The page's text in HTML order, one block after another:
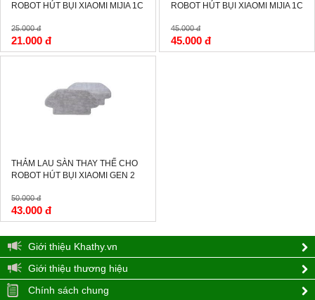
ROBOT HÚT BỤI XIAOMI MIJIA 1C
25.000 đ
21.000 đ
ROBOT HÚT BỤI XIAOMI MIJIA 1C
45.000 đ
45.000 đ
THẢM LAU SÀN THAY THẾ CHO
ROBOT HÚT BỤI XIAOMI GEN 2
50.000 đ
43.000 đ
Giới thiệu Khathy.vn
Giới thiệu thương hiệu
Chính sách chung